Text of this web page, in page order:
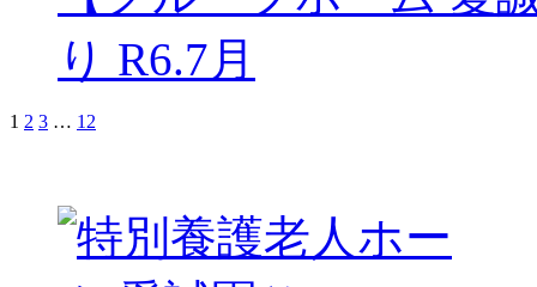
り R6.7月
1 2 3 … 12